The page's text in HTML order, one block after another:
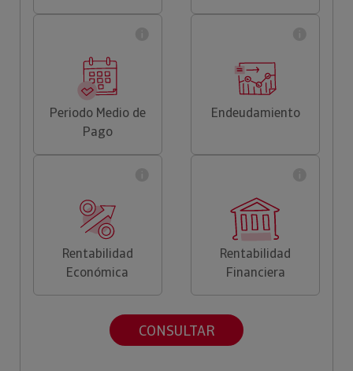
Periodo Medio de
Pago
Endeudamiento
Rentabilidad
Económica
Rentabilidad
Financiera
CONSULTAR